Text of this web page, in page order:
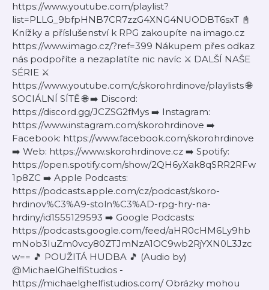
https://www.youtube.com/playlist?
list=PLLG_9bfpHNB7CR7zzG4XNG4NUODBT6sxT 📓
Knížky a příslušenství k RPG zakoupíte na imago.cz
https://www.imago.cz/?ref=399 Nákupem přes odkaz
nás podpoříte a nezaplatíte nic navíc ⚔️ DALŠÍ NAŠE
SÉRIE ⚔️
https://www.youtube.com/c/skorohrdinove/playlists 🌐
SOCIÁLNÍ SÍTĚ 🌐 ➡️ Discord:
https://discord.gg/JCZSG2fMys ➡️ Instagram:
https://www.instagram.com/skorohrdinove ➡️
Facebook: https://www.facebook.com/skorohrdinove
➡️ Web: https://www.skorohrdinove.cz ➡️ Spotify:
https://open.spotify.com/show/2QH6yXak8qSRR2RFw
1p8ZC ➡️ Apple Podcasts:
https://podcasts.apple.com/cz/podcast/skoro-
hrdinov%C3%A9-stoln%C3%AD-rpg-hry-na-
hrdiny/id1555129593 ➡️ Google Podcasts:
https://podcasts.google.com/feed/aHR0cHM6Ly9hb
mNob3IuZm0vcy80ZTJmNzA1OC9wb2RjYXN0L3Jzc
w== 🎵 POUŽITÁ HUDBA 🎵 (Audio by)
@MichaelGhelfiStudios -
https://michaelghelfistudios.com/ Obrázky mohou